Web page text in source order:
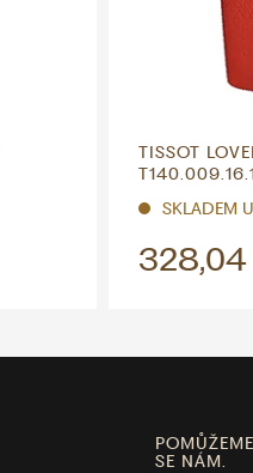
TISSOT
SKLADEM
SE NÁM.